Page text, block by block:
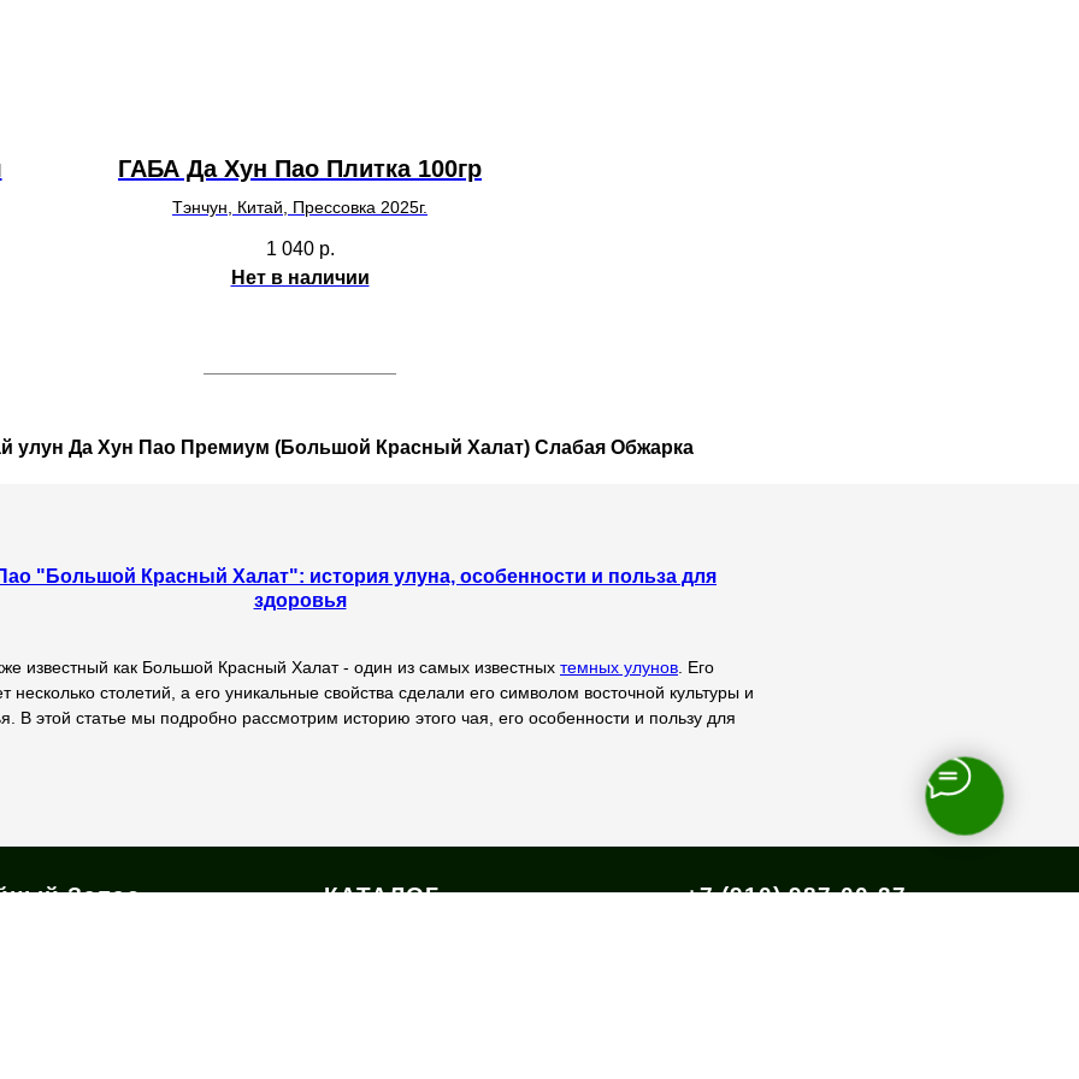
ГАБА Да Хун Пао Плитка 100гр
Тэнчун, Китай, Прессовка 2025г.
1 040 р.
Нет в наличии
улун Да Хун Пао Премиум (Большой Красный Халат) Слабая Обжарка
"Большой Красный Халат": история улуна, особенности и польза для
здоровья
известный как Большой Красный Халат - один из самых известных темных улунов. Его
несколько столетий, а его уникальные свойства сделали его символом восточной культуры и
В этой статье мы подробно рассмотрим историю этого чая, его особенности и пользу для
Запас КАТАЛОГ
+7 (910) 987-00-37